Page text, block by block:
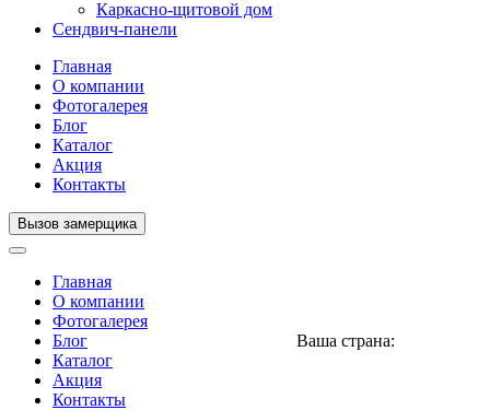
Каркасно-щитовой дом
Сендвич-панели
Главная
О компании
Фотогалерея
Блог
Каталог
Акция
Контакты
Вызов замерщика
Главная
О компании
Фотогалерея
Блог
Каталог
Акция
Контакты
Ваша страна: